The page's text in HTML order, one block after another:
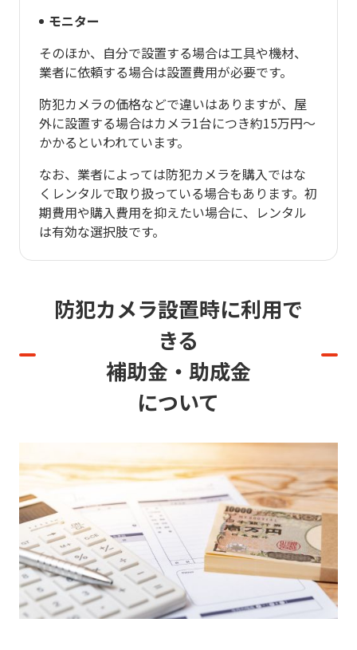
モニター
そのほか、自分で設置する場合は工具や機材、
業者に依頼する場合は設置費用が必要です。
防犯カメラの価格などで違いはありますが、屋
外に設置する場合はカメラ1台につき約15万円～
かかるといわれています。
なお、業者によっては防犯カメラを購入ではな
くレンタルで取り扱っている場合もあります。初
期費用や購入費用を抑えたい場合に、レンタル
は有効な選択肢です。
防犯カメラ設置時に利用で
きる
補助金・助成金
について